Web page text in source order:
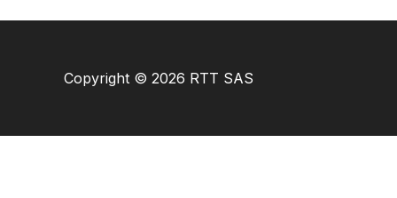
Copyright © 2026 RTT SAS